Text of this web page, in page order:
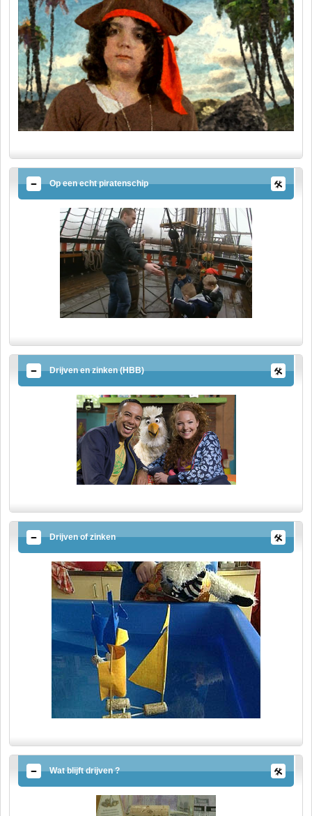
Op een echt piratenschip
Drijven en zinken (HBB)
Drijven of zinken
Wat blijft drijven ?